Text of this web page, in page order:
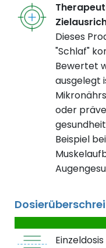
Dieses
"Schlaf"
Bewertet
ausgelegt
oder
Beispiel